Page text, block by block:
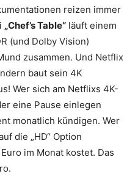
reizen immer
„Chef’s Table“ läuft einem
(und Dolby Vision)
zusammen. Und Netflix
baut sein 4K
Wer sich am Netflixs 4K-
eine Pause einlegen
monatlich kündigen. Wer
die „HD“ Option
im Monat kostet. Das